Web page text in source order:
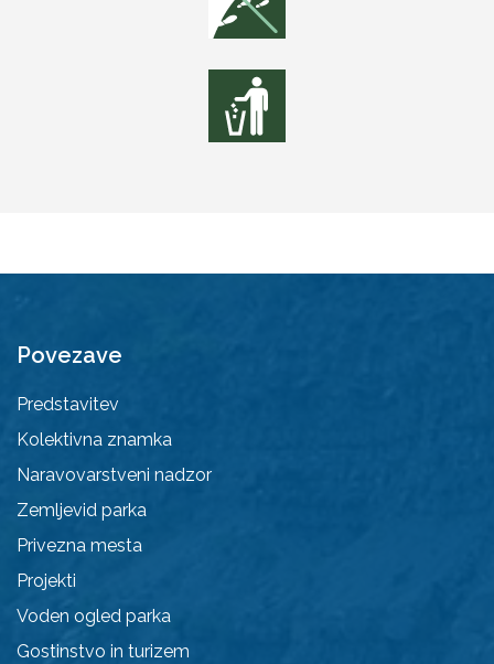
Povezave
Predstavitev
Kolektivna znamka
Naravovarstveni nadzor
Zemljevid parka
Privezna mesta
Projekti
Voden ogled parka
Gostinstvo in turizem